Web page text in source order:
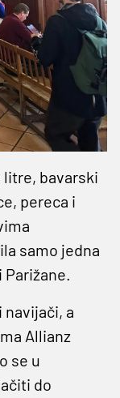
litre, bavarski
pereca i
samo jedna
a
Allianz
se u
do